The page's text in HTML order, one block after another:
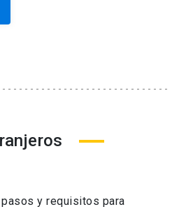
y requisitos para